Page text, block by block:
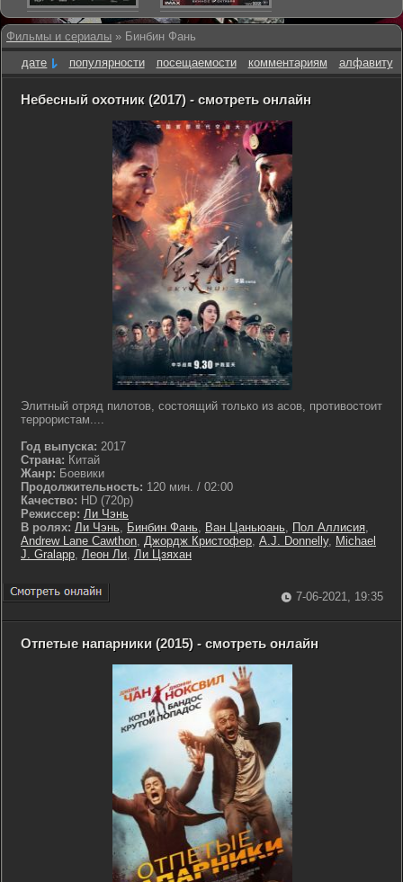
Фильмы и сериалы » Бинбин Фань
дате
популярности посещаемости комментариям алфавиту
Небесный охотник (2017) - смотреть онлайн
Элитный отряд пилотов, состоящий только из асов, противостоит
террористам....
Год выпуска: 2017
Страна: Китай
Жанр: Боевики
Продолжительность: 120 мин. / 02:00
Качество: HD (720p)
Режиссер: Ли Чэнь
В ролях: Ли Чэнь, Бинбин Фань, Ван Цаньюань, Пол Аллисия,
Andrew Lane Cawthon, Джордж Кристофер, A.J. Donnelly, Michael
J. Gralapp, Леон Ли, Ли Цзяхан
7-06-2021, 19:35
Отпетые напарники (2015) - смотреть онлайн